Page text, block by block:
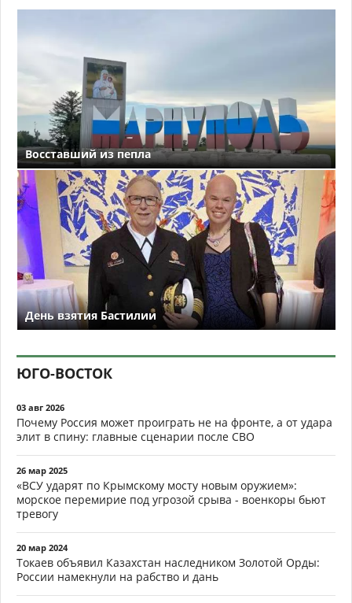
Восставший из пепла
День взятия Бастилии
ЮГО-ВОСТОК
03 авг 2026
Почему Россия может проиграть не на фронте, а от удара
элит в спину: главные сценарии после СВО
26 мар 2025
«ВСУ ударят по Крымскому мосту новым оружием»:
морское перемирие под угрозой срыва - военкоры бьют
тревогу
20 мар 2024
Токаев объявил Казахстан наследником Золотой Орды:
России намекнули на рабство и дань